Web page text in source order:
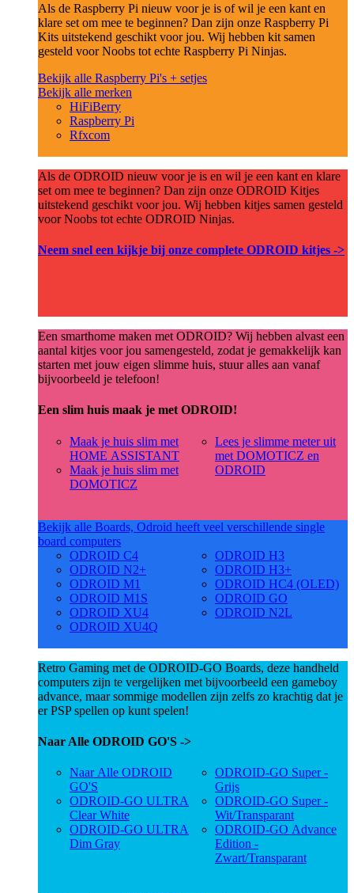
Als de Raspberry Pi nieuw voor je is of wil je een kant en
klare set om mee te beginnen? Dan zijn onze Raspberry Pi
Kits uitstekend geschikt voor jou. Wij hebben kit samen
gesteld voor Noobs tot echte Raspberry Pi Ninjas.
Bekijk alle Raspberry Pi's + setjes
Bekijk alle merken
HiFiBerry
Raspberry Pi
Rfxcom
Als de ODROID nieuw voor je is en wil je een kant en klare
set om mee te beginnen? Dan zijn onze ODROID Kitjes
uitstekend geschikt voor jou. Wij hebben kitjes samen gesteld
voor Noobs tot echte ODROID Ninjas.
Neem snel een kijkje bij onze complete ODROID kitjes ->
Een smarthome maken met ODROID? Wij hebben alvast een
aantal kitjes voor jou samengesteld, zodat je gemakkelijk kan
starten met jouw eigen slimme huis, stuur alles aan vanaf
bijvoorbeeld je telefoon!
Een slim huis maak je met ODROID!
Maak je huis slim met
HOME ASSISTANT
Maak je huis slim met
DOMOTICZ
Lees je slimme meter uit
met DOMOTICZ en
ODROID
Bekijk alle Boards, Odroid heeft veel verschillende single
board computers
ODROID C4
ODROID N2+
ODROID M1
ODROID M1S
ODROID XU4
ODROID XU4Q
ODROID H3
ODROID H3+
ODROID HC4 (OLED)
ODROID GO
ODROID N2L
Retro Gaming met de ODROID-GO Boards, deze handheld
computers zijn te vergelijken met bijvoorbeeld een gameboy
advance, maar sommige modellen zijn zelfs zo krachtig dat je
er PSP spellen op kunt spelen!
Naar Alle ODROID GO'S ->
Naar Alle ODROID
GO'S
ODROID-GO ULTRA
Clear White
ODROID-GO ULTRA
Dim Gray
ODROID-GO Super -
Grijs
ODROID-GO Super -
Wit/Transparant
ODROID-GO Advance
Edition -
Zwart/Transparant